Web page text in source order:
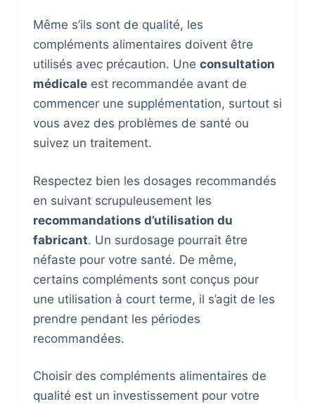
Même s’ils sont de qualité, les
compléments alimentaires doivent être
utilisés avec précaution. Une consultation
médicaleest recommandée avant de
commencer une supplémentation, surtout si
vous avez des problèmes de santé ou
suivez un traitement.
Respectez bien les dosages recommandés
en suivant scrupuleusement les
recommandations d’utilisation du
fabricant. Un surdosage pourrait être
néfaste pour votre santé. De même,
certains compléments sont conçus pour
une utilisation à court terme, il s’agit de les
prendre pendant les périodes
recommandées.
Choisir des compléments alimentaires de
qualité est un investissement pour votre